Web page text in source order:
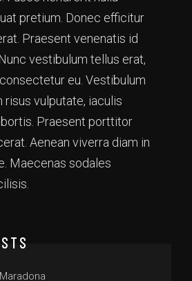
pretium. Donec efficitur
Praesent venenatis id
vestibulum tellus erat,
eu. Vestibulum
risus vulputate, iaculis
Praesent porttitor
Aenean viverra diam in
Maecenas sodales